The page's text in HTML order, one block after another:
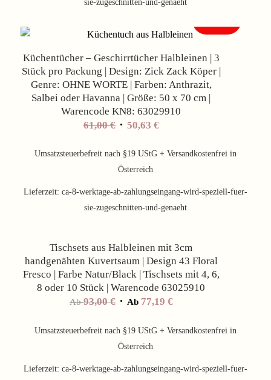
Küchentücher – Geschirrtücher Halbleinen | 3
Stück pro Packung | Design: Zick Zack Köper |
Genre: OHNE WORTE | Farben: Anthrazit,
Salbei oder Havanna | Größe: 50 x 70 cm |
Warencode KN8: 63029910
61,00€ 50,63 €
Umsatzsteuerbefreit nach §19 UStG + Versandkostenfrei in
Österreich
Lieferzeit: ca-8-werktage-ab-zahlungseingang-wird-speziell-fuer-
sie-zugeschnitten-und-genaeht
Tischsets aus Halbleinen mit 3cm
handgenähten Kuvertsaum | Design 43 Floral
Fresco | Farbe Natur/Black | Tischsets mit 4, 6,
8 oder 10 Stück | Warencode 63025910
Ab93,00€ Ab 77,19 €
Umsatzsteuerbefreit nach §19 UStG + Versandkostenfrei in
Österreich
Lieferzeit: ca-8-werktage-ab-zahlungseingang-wird-speziell-fuer-